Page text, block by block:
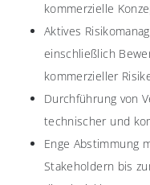
kommerzielle
Aktives
einschließlich
kommerzieller
Durchführung von
technischer und
Enge Abstimmung
Stakeholdern bis